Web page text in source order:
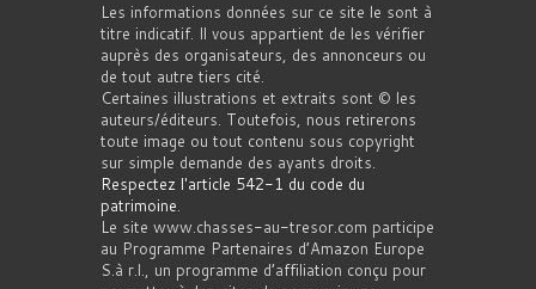
Les informations données sur ce site le sont à
titre indicatif. Il vous appartient de les vérifier
auprès des organisateurs, des annonceurs ou
de tout autre tiers cité.
Certaines illustrations et extraits sont © les
auteurs/éditeurs. Toutefois, nous retirerons
toute image ou tout contenu sous copyright
sur simple demande des ayants droits.
Respectez l'article 542-1 du code du
patrimoine.
Le site www.chasses-au-tresor.com participe
au Programme Partenaires d’Amazon Europe
S.à r.l., un programme d’affiliation conçu pour